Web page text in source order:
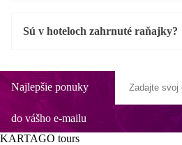
Sú v hoteloch zahrnuté raňajky?
Najlepšie ponuky
do vášho e-mailu
KARTAGO tours